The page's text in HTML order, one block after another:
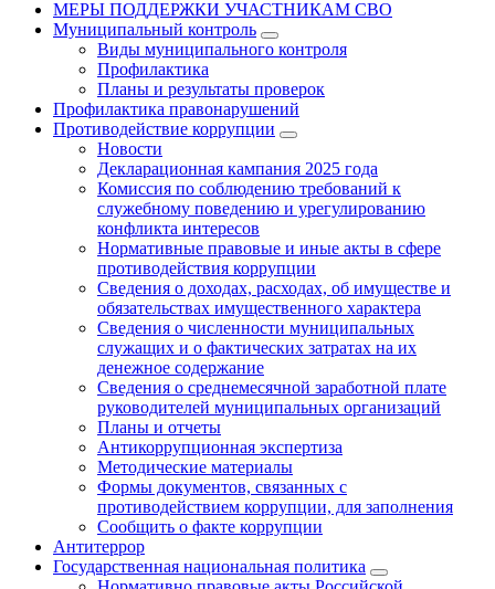
МЕРЫ ПОДДЕРЖКИ УЧАСТНИКАМ СВО
Муниципальный контроль
Виды муниципального контроля
Профилактика
Планы и результаты проверок
Профилактика правонарушений
Противодействие коррупции
Новости
Декларационная кампания 2025 года
Комиссия по соблюдению требований к
служебному поведению и урегулированию
конфликта интересов
Нормативные правовые и иные акты в сфере
противодействия коррупции
Сведения о доходах, расходах, об имуществе и
обязательствах имущественного характера
Сведения о численности муниципальных
служащих и о фактических затратах на их
денежное содержание
Сведения о среднемесячной заработной плате
руководителей муниципальных организаций
Планы и отчеты
Антикоррупционная экспертиза
Методические материалы
Формы документов, связанных с
противодействием коррупции, для заполнения
Сообщить о факте коррупции
Антитеррор
Государственная национальная политика